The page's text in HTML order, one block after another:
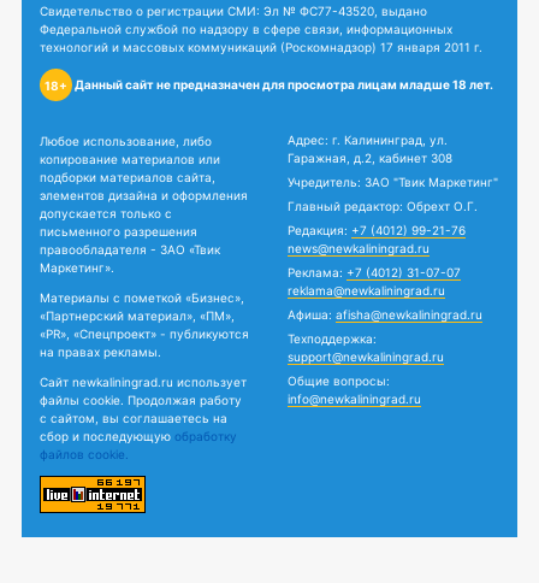
Свидетельство о регистрации СМИ: Эл № ФС77-43520, выдано
Федеральной службой по надзору в сфере связи, информационных
технологий и массовых коммуникаций (Роскомнадзор) 17 января 2011 г.
18+ Данный сайт не предназначен для просмотра лицам младше 18 лет.
Любое использование, либо
копирование материалов или
подборки материалов сайта,
элементов дизайна и оформления
допускается только с
письменного разрешения
правообладателя - ЗАО «Твик
Маркетинг».
Материалы с пометкой «Бизнес»,
«Партнерский материал», «ПМ»,
«PR», «Спецпроект» - публикуются
на правах рекламы.
Сайт newkaliningrad.ru использует
файлы cookie. Продолжая работу
с сайтом, вы соглашаетесь на
сбор и последующую обработку
файлов cookie.
Адрес: г. Калининград, ул.
Гаражная, д.2, кабинет 308
Учредитель: ЗАО "Твик Маркетинг"
Главный редактор: Обрехт О.Г.
Редакция: +7 (4012) 99-21-76
news@newkaliningrad.ru
Реклама: +7 (4012) 31-07-07
reklama@newkaliningrad.ru
Афиша: afisha@newkaliningrad.ru
Техподдержка:
support@newkaliningrad.ru
Общие вопросы:
info@newkaliningrad.ru